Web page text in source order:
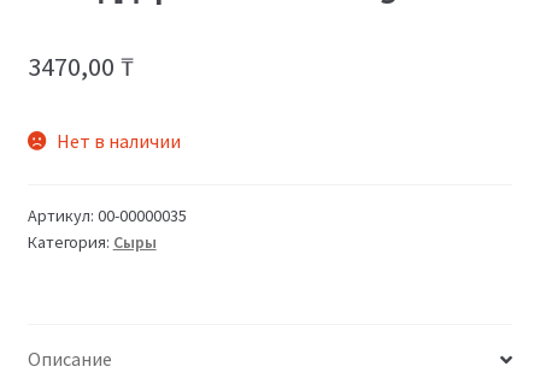
3470,00 ₸
Нет в наличии
Артикул: 00-00000035
Категория: Сыры
Описание